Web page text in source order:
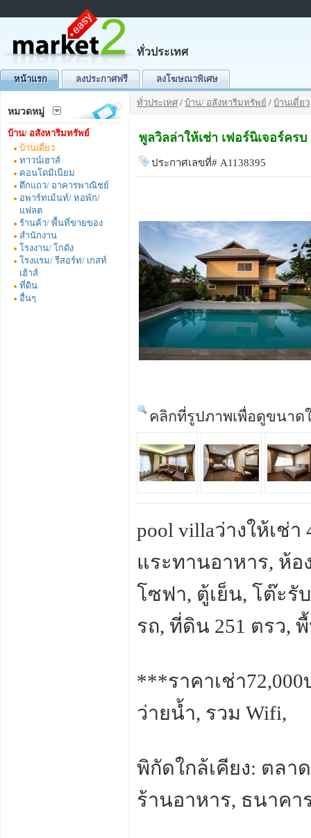
ทั่วประเทศ
หน้าแรก ลงประกาศฟรี ลงโฆษณาพิเศษ
หมวดหมู่
บ้าน/ อสังหาริมทรัพย์
บ้านเดี่ยว
ทาวน์เฮาส์
คอนโดมิเนียม
ตึกแถว/ อาคารพาณิชย์
อพาร์ทเม้นท์/ หอพัก/
แฟลต
ร้านค้า/ พื้นที่ขายของ
สำนักงาน
โรงงาน/ โกดัง
โรงแรม/ รีสอร์ท/ เกสท์
เฮ้าส์
ที่ดิน
อื่นๆ
ทั่วประเทศ / บ้าน/ อสังหาริมทรัพย์ / บ้านเดี่ยว
พูลวิลล่าให้เช่า เฟอร์นิเจอร์คร
ประกาศเลขที่# A1138395
คลิกที่รูปภาพเพื่อดูขนาด
pool villaว่างให้เช่
แระทานอาหาร, ห้อ
โซฟา, ตู้เย็น, โต๊ะรั
รถ, ที่ดิน 251 ตรว,
***ราคาเช่า
ว่ายน้ำ, รวม Wifi,
พิกัดใกล้เคียง: ตลา
ร้านอาหาร, ธนาคา